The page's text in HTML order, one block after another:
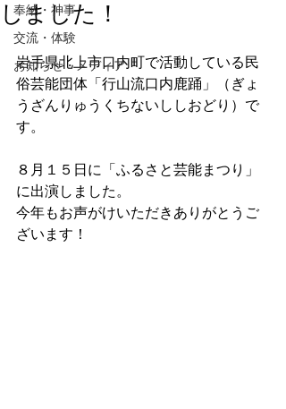
奉納・神事
交流・体験
お知らせ・メディア
しました！
岩手県北上市口内町で活動している民
俗芸能団体「行山流口内鹿踊」（ぎょ
うざんりゅうくちないししおどり）で
す。
８月１５日に「ふるさと芸能まつり」
に出演しました。
今年もお声がけいただきありがとうご
ざいます！